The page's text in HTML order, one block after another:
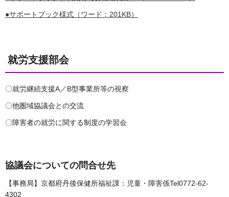
●サポートブック様式（ワード：201KB）
就労支援部会
〇就労継続支援A／B型事業所等の視察
〇他圏域協議会との交流
〇障害者の就労に関する制度の学習会
協議会についての問合せ先
【事務局】京都府丹後保健所福祉課：児童・障害係Tel0772-62-
4302